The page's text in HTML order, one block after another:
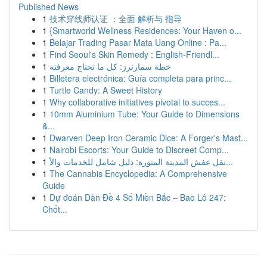
Published News
1 技术穿线师认证 ：全面 解析与 指导
1 {Smartworld Wellness Residences: Your Haven o...
1 Belajar Trading Pasar Mata Uang Online : Pa...
1 Find Seoul's Skin Remedy : English-Friendl...
1 خطة سمارترز: كل ما تحتاج معرفته
1 Billetera electrónica: Guía completa para princ...
1 Turtle Candy: A Sweet History
1 Why collaborative initiatives pivotal to succes...
1 10mm Aluminium Tube: Your Guide to Dimensions
&...
1 Dwarven Deep Iron Ceramic Dice: A Forger's Mast...
1 Nairobi Escorts: Your Guide to Discreet Comp...
1
نقل عفش المدينة المنورة: دليل شامل للخدمات والأ...
1 The Cannabis Encyclopedia: A Comprehensive
Guide
1 Dự đoán Dàn Đề 4 Số Miền Bắc – Bao Lô 247:
Chốt...